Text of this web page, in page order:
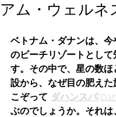
アム・ウェルネ
ベトナム・ダナンは、
のビーチリゾートとして
す。その中で、星の数
設から、なぜ目の肥え
こぞって ダハンスパ
ぶのでしょうか。それ